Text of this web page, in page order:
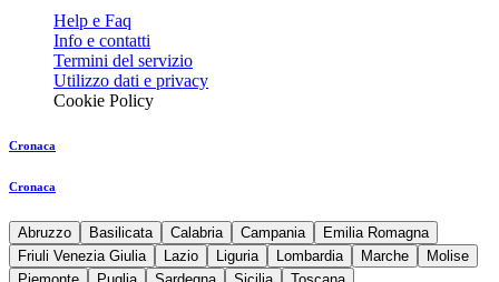
Help e Faq
Info e contatti
Termini del servizio
Utilizzo dati e privacy
Cookie Policy
Cronaca
Cronaca
Abruzzo Basilicata Calabria Campania
Emilia Romagna
Friuli Venezia Giulia
Lazio Liguria Lombardia Marche
Molise